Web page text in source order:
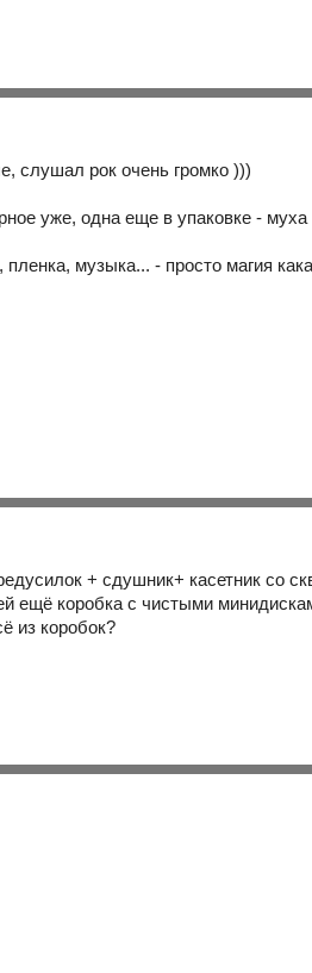
слушал рок очень громко )))
уже, одна еще в упаковке - муха
пленка, музыка... - просто магия
+ сдушник+ касетник со
ещё коробка с чистыми
из коробок?